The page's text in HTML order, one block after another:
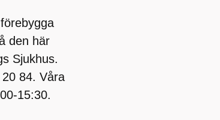
den här
Sjukhus.
84. Våra
15:30.